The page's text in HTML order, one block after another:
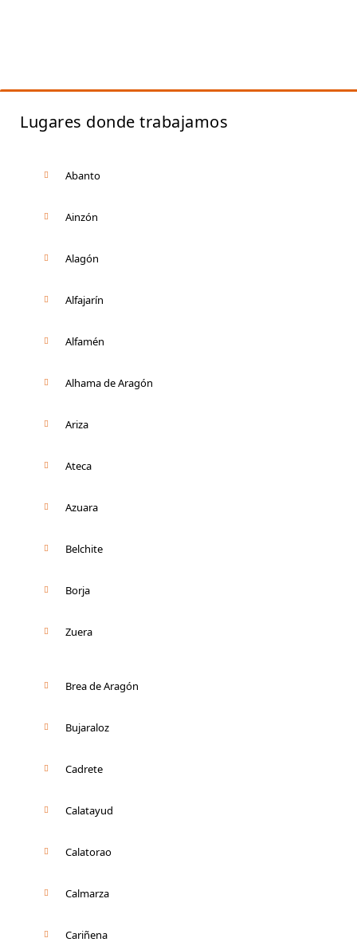
Lugares donde trabajamos
Abanto
Ainzón
Alagón
Alfajarín
Alfamén
Alhama de Aragón
Ariza
Ateca
Azuara
Belchite
Borja
Zuera
Brea de Aragón
Bujaraloz
Cadrete
Calatayud
Calatorao
Calmarza
Cariñena